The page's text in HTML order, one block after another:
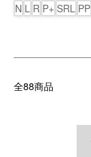
N L R P+ SRL PP
全88商品